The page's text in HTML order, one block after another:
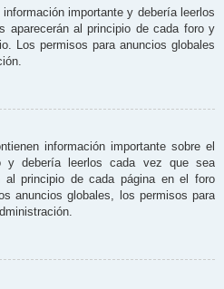
importante y debería leerlos
aparecerán al principio de cada foro y
Los permisos para anuncios globales
información importante sobre el
y debería leerlos cada vez que sea
al principio de cada página en el foro
anuncios globales, los permisos para